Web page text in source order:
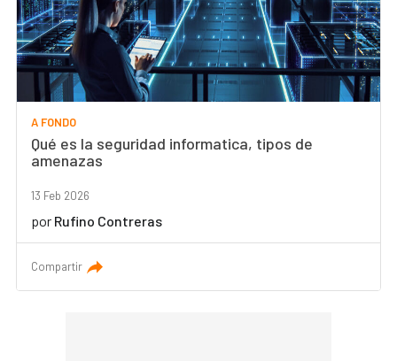
A FONDO
Qué es la seguridad informatica, tipos de
amenazas
13 Feb 2026
por Rufino Contreras
Compartir